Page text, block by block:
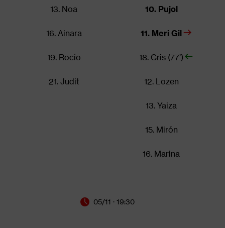
13. Noa
16. Ainara
19. Rocío
21. Judit
10. Pujol
11. Meri Gil
18. Cris (77’)
12. Lozen
13. Yaiza
15. Mirón
16. Marina
05/11 · 19:30